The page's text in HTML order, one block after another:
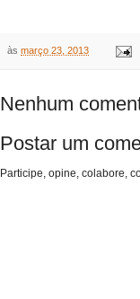
às março 23, 2013
Nenhum
Postar um
Participe, opine, colabore,